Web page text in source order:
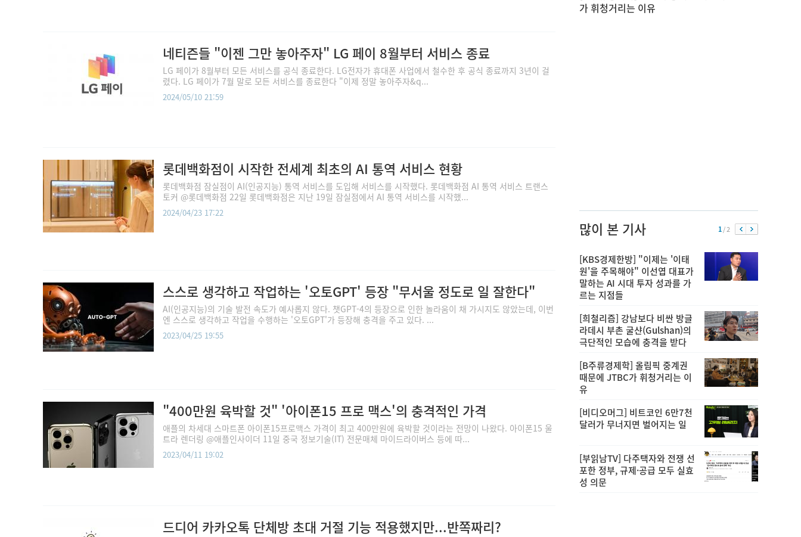
네티즌들 "이젠 그만 놓아주자" LG 페이 8월부터 서비스 종료
LG 페이가 8월부터 모든 서비스를 공식 종료한다. LG전자가 휴대폰 사업에서 철수한 후 공식 종료까지 3년이 걸
렸다. LG 페이가 7월 말로 모든 서비스를 종료한다 "이제 정말 놓아주자&q...
2024/05/10 21:59
롯데백화점이 시작한 전세계 최초의 AI 통역 서비스 현황
롯데백화점 잠실점이 AI(인공지능) 통역 서비스를 도입해 서비스를 시작했다. 롯데백화점 AI 통역 서비스 트랜스
토커 @롯데백화점 22일 롯데백화점은 지난 19일 잠실점에서 AI 통역 서비스를 시작했...
2024/04/23 17:22
스스로 생각하고 작업하는 '오토GPT' 등장 "무서울 정도로 일 잘한다"
AI(인공지능)의 기술 발전 속도가 예사롭지 않다. 챗GPT-4의 등장으로 인한 놀라움이 채 가시지도 않았는데, 이번
엔 스스로 생각하고 작업을 수행하는 '오토GPT'가 등장해 충격을 주고 있다. ...
2023/04/25 19:55
"400만원 육박할 것" '아이폰15 프로 맥스'의 충격적인 가격
애플의 차세대 스마트폰 아이폰15프로맥스 가격이 최고 400만원에 육박할 것이라는 전망이 나왔다. 아이폰15 울
트라 렌더링 @애플인사이더 11일 중국 정보기술(IT) 전문매체 마이드라이버스 등에 따...
2023/04/11 19:02
드디어 카카오톡 단체방 초대 거절 기능 적용했지만...반쪽짜리?
가 휘청거리는 이유
많이 본 기사 1/ 2
[KBS경제한방] "이제는 '이태
원'을 주목해야" 이선엽 대표가
말하는 AI 시대 투자 성과를 가
르는 지점들
[희철리즘] 강남보다 비싼 방글
라데시 부촌 굴샨(Gulshan)의
극단적인 모습에 충격을 받다
[B주류경제학] 올림픽 중계권
때문에 JTBC가 휘청거리는 이
유
[비디오머그] 비트코인 6만7천
달러가 무너지면 벌어지는 일
[부읽남TV] 다주택자와 전쟁 선
포한 정부, 규제·공급 모두 실효
성 의문